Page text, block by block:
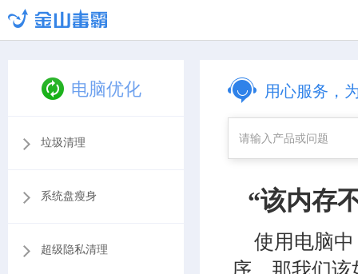
电脑优化
垃圾清理
系统盘瘦身
超级隐私清理
用心服务，
“该内存
使用电脑
序，那我们